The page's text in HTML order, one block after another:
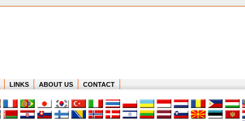
LINKS ABOUT US CONTACT